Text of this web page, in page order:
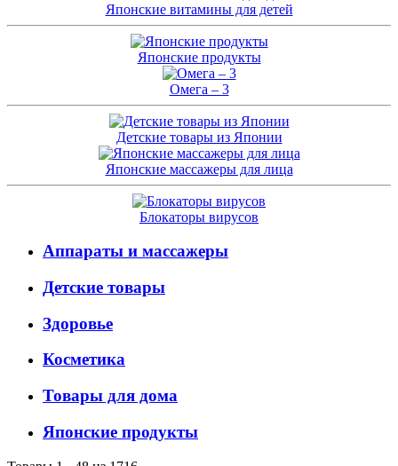
Японские витамины для детей
Японские продукты
Омега – 3
Детские товары из Японии
Японские массажеры для лица
Блокаторы вирусов
Аппараты и массажеры
Детские товары
Здоровье
Косметика
Товары для дома
Японские продукты